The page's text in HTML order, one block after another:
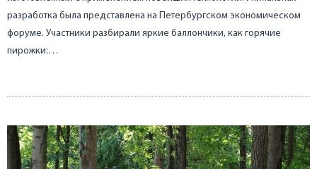
разработка была представлена на Петербургском экономическом
форуме. Участники разбирали яркие баллончики, как горячие
пирожки:…